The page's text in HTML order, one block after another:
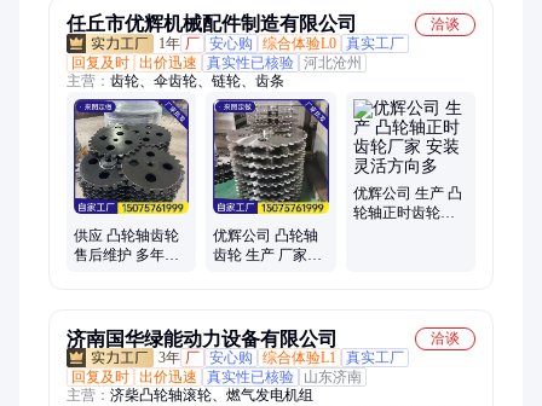
任丘市优辉机械配件制造有限公司
洽谈
1年 厂 安心购 综合体验L0 真实工厂
回复及时 出价迅速 真实性已核验 河北沧州
主营： 齿轮、伞齿轮、链轮、齿条
供应 凸轮轴齿轮
售后维护 多年经
优辉公司 凸轮轴
齿轮 生产 厂家供
优辉公司 生产 凸
轮轴正时齿轮厂
济南国华绿能动力设备有限公司
洽谈
3年 厂 安心购 综合体验L1 真实工厂
回复及时 出价迅速 真实性已核验
山东济南
主营： 济柴凸轮轴滚轮、燃气发电机组